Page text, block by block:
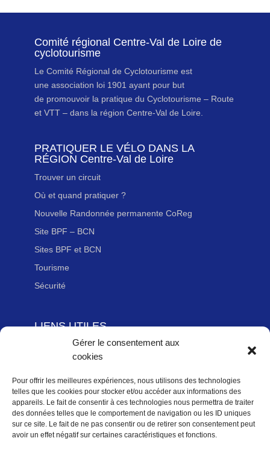
Gérer le consentement aux
cookies
Pour offrir les meilleures expériences, nous utilisons des technologies
telles que les cookies pour stocker et/ou accéder aux informations des
appareils. Le fait de consentir à ces technologies nous permettra de traiter
des données telles que le comportement de navigation ou les ID uniques
sur ce site. Le fait de ne pas consentir ou de retirer son consentement peut
avoir un effet négatif sur certaines caractéristiques et fonctions.
Comité régional Centre-Val de Loire de
cyclotourisme
Le Comité Régional de Cyclotourisme est
une association loi 1901 ayant pour but
de promouvoir la pratique du Cyclotourisme – Route
et VTT – dans la région Centre-Val de Loire.
PRATIQUER LE VÉLO DANS LA
RÉGION Centre-Val de Loire
Trouver un circuit
Où et quand pratiquer ?
Nouvelle Randonnée permanente CoReg
Site BPF – BCN
Sites BPF et BCN
Tourisme
Sécurité
LIENS UTILES
Adhérer à la Fédération Française de cyclotourisme
Newsletter
Mentions légales
Politique des données personnelles
Politique de cookies (UE)